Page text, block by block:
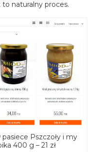
naturalny proces.
Pszczoły i my
400 g – 21 zł